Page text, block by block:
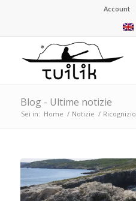
Account
Blog - Ultime notizie
Sei in: Home / Notizie /